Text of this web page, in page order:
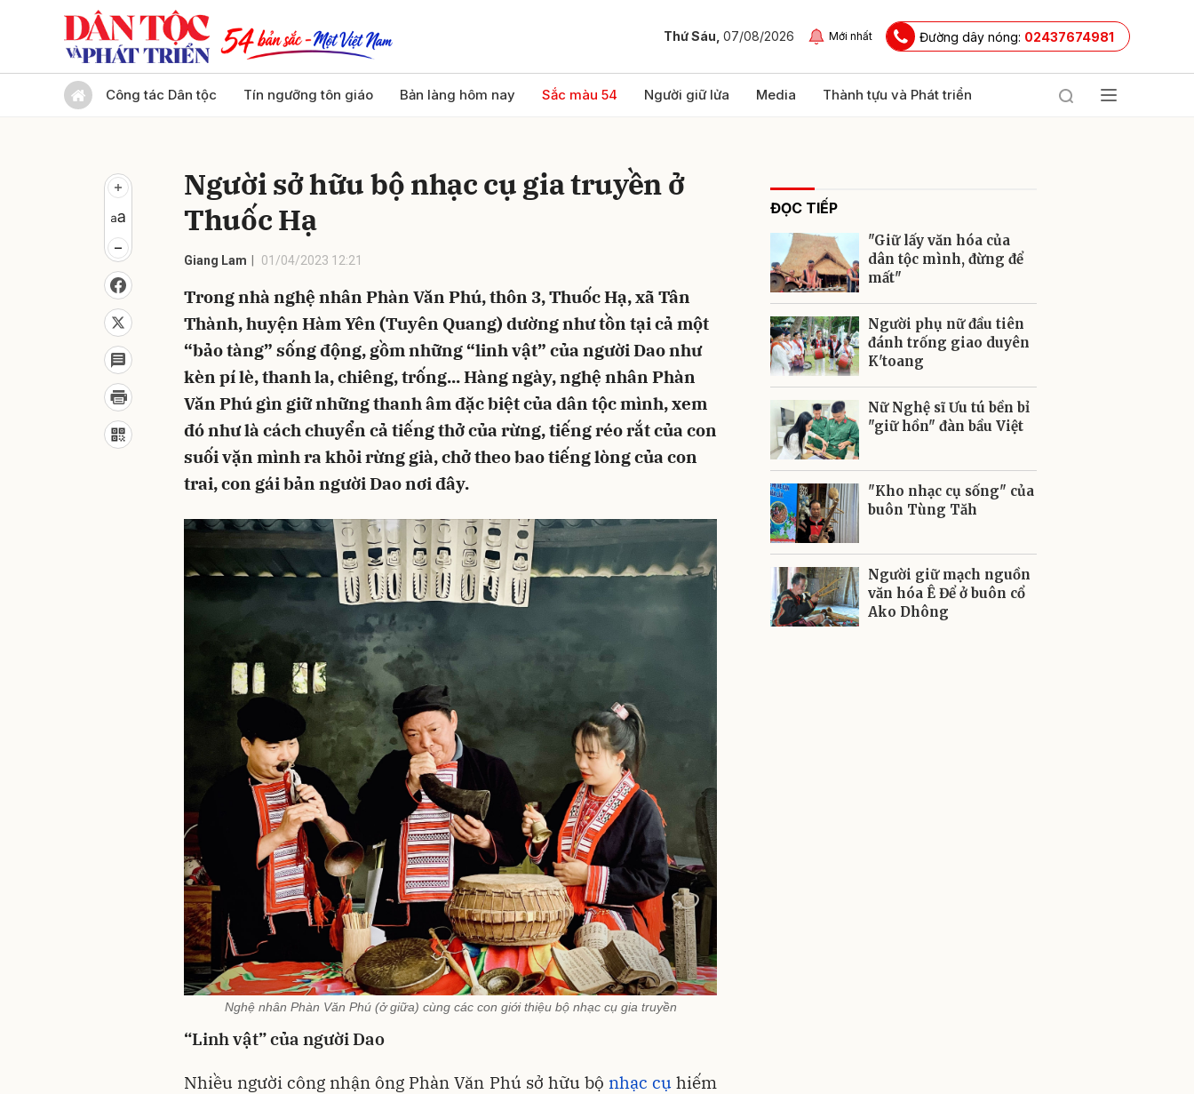
Thứ Sáu, 07/08/2026 Mới nhất Đường dây nóng: 02437674981
Công tác Dân tộc Tín ngưỡng tôn giáo Bản làng hôm nay Sắc màu 54 Người giữ lửa Media Thành tựu và Phát triển
Người sở hữu bộ nhạc cụ gia truyền ở
Thuốc Hạ
Giang Lam 01/04/2023 12:21
Trong nhà nghệ nhân Phàn Văn Phú, thôn 3, Thuốc Hạ, xã Tân
Thành, huyện Hàm Yên (Tuyên Quang) dường như tồn tại cả một
“bảo tàng” sống động, gồm những “linh vật” của người Dao như
kèn pí lè, thanh la, chiêng, trống... Hàng ngày, nghệ nhân Phàn
Văn Phú gìn giữ những thanh âm đặc biệt của dân tộc mình, xem
đó như là cách chuyển cả tiếng thở của rừng, tiếng réo rắt của con
suối vặn mình ra khỏi rừng già, chở theo bao tiếng lòng của con
trai, con gái bản người Dao nơi đây.
Nghệ nhân Phàn Văn Phú (ở giữa) cùng các con giới thiệu bộ nhạc cụ gia truyền
“Linh vật” của người Dao
Nhiều người công nhận ông Phàn Văn Phú sở hữu bộ nhạc cụhiếm
ĐỌC TIẾP
"Giữ lấy văn hóa của
dân tộc mình, đừng để
mất"
Người phụ nữ đầu tiên
đánh trống giao duyên
K'toang
Nữ Nghệ sĩ Ưu tú bền bỉ
"giữ hồn" đàn bầu Việt
"Kho nhạc cụ sống" của
buôn Tùng Tăh
Người giữ mạch nguồn
văn hóa Ê Để ở buôn cổ
Ako Dhông
Gửi bình luận
Gửi